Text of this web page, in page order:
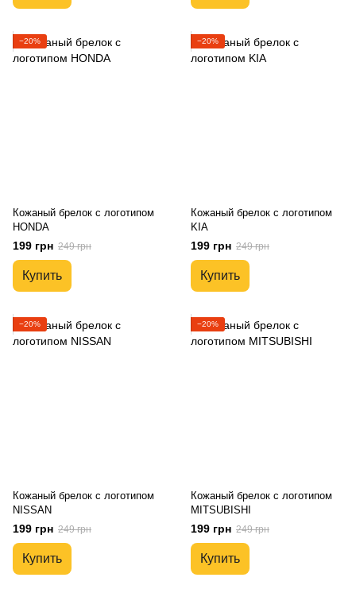
−20%
Кожаный брелок с логотипом
HONDA
199 грн 249 грн
Купить
−20%
Кожаный брелок с логотипом
KIA
199 грн 249 грн
Купить
−20%
Кожаный брелок с логотипом
NISSAN
199 грн 249 грн
Купить
−20%
Кожаный брелок с логотипом
MITSUBISHI
199 грн 249 грн
Купить